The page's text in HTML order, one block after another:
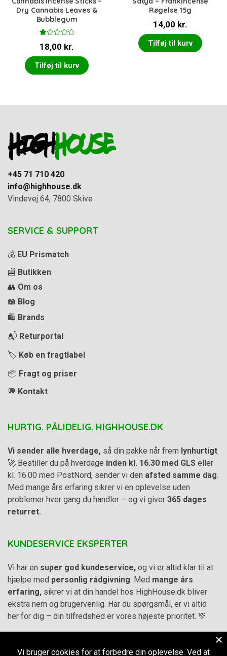
Dry Cannabis Leaves &
Bubblegum
ur
et
18,00 kr.
Tilføj til kurv
Røgelse 15g
14,00 kr.
Tilføj til kurv
+45 71 710 420
info@highhouse.dk
Vindevej 64, 7800 Skive
SERVICE & SUPPORT
💰 EU Prismatch
🏬 Butikken
👥 Om os
📖 Blog
🛍️ Brands
📬 Returportal
🏷️ Køb en fragtlabel
📦 Fragt og priser
💬 Kontakt
HURTIG. PÅLIDELIG. HIGHHOUSE.DK
Vi sender alle hverdage, så din pakke når frem lynhurtigt
🚀 Bestiller du på hverdage inden kl. 16.30 med GLS eller
kl. 16.00 med PostNord, sender vi den afsted samme dag
Med mange års erfaring sikrer vi en oplevelse uden
problemer hver gang du handler – og vi giver 365 dages
returret.
KUNDESERVICE EKSPERTER
Vi har en super god kundeservice, og vi er altid klar til at
hjælpe med personlig rådgivning . Med mange års
erfaring, sikrer vi at din handel hos HighHouse.dk bliver
ekstra nem og brugervenlig. Har du spørgsmål, er vi altid
her for dig – din tilfredshed er vores højeste prioritet. 💚